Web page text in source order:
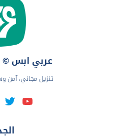
عربي ابس © 2017 – 2023
تنزيل مجاني، آمن